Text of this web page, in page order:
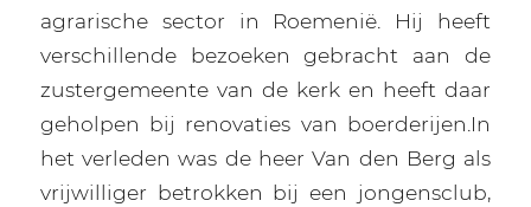
agrarische sector in Roemenië. Hij heeft
verschillende bezoeken gebracht aan de
zustergemeente van de kerk en heeft daar
geholpen bij renovaties van boerderijen.In
het verleden was de heer Van den Berg als
vrijwilliger betrokken bij een jongensclub,